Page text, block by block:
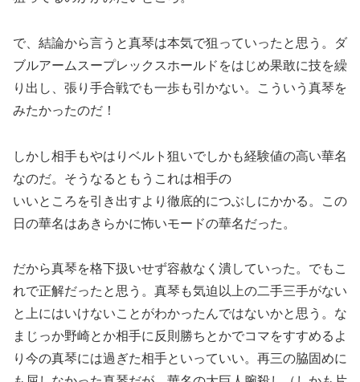
で、結論から言うと真琴は本気で狙っていったと思う。ダ
ブルアームスープレックスホールドをはじめ果敢に技を繰
り出し、張り手合戦でも一歩も引かない。こういう真琴を
みたかったのだ！
しかし相手もやはりベルト狙いでしかも経験値の高い華名
なのだ。そうなるともうこれは相手の
いいところを引き出すより徹底的につぶしにかかる。この
日の華名はあきらかに怖いモードの華名だった。
だから真琴を格下扱いせず容赦なく潰していった。でもこ
れで正解だったと思う。真琴も気迫以上の二手三手がない
と上にはいけないことがわかったんではないかと思う。な
まじっか野崎とか相手に反則勝ちとかでコマをすすめるよ
り今の真琴には過ぎた相手といっていい。再三の脇固めに